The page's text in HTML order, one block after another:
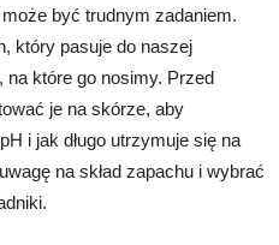
być trudnym zadaniem.
który pasuje do naszej
które go nosimy. Przed
je na skórze, aby
i jak długo utrzymuje się na
na skład zapachu i wybrać